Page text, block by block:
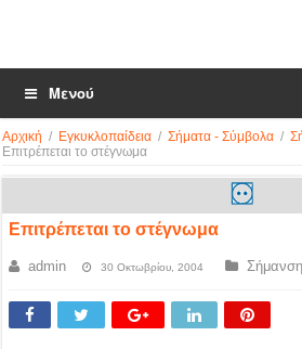
Μενού
Αρχική / Εγκυκλοπαίδεια / Σήματα - Σύμβολα /
Επιτρέπεται το στέγνωμα
Επιτρέπεται το στέγνωμα
admin 30 Οκτωβρίου, 2004